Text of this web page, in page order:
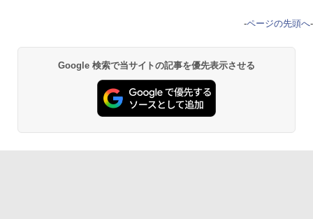
-ページの先頭へ-
Google 検索で当サイトの記事を優先表示させる